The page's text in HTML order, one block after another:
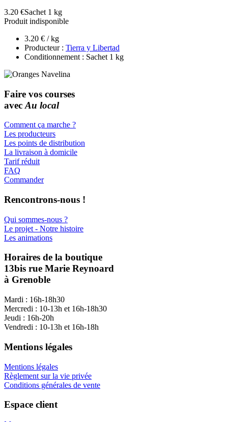
3.20 €Sachet 1 kg
Produit indisponible
3.20 € / kg
Producteur : Tierra y Libertad
Conditionnement : Sachet 1 kg
Faire vos courses
avec Au local
Comment ça marche ?
Les producteurs
Les points de distribution
La livraison à domicile
Tarif réduit
FAQ
Commander
Rencontrons-nous !
Qui sommes-nous ?
Le projet - Notre histoire
Les animations
Horaires de la boutique
13bis rue Marie Reynoard
à Grenoble
Mardi : 16h-18h30
Mercredi : 10-13h et 16h-18h30
Jeudi : 16h-20h
Vendredi : 10-13h et 16h-18h
Mentions légales
Mentions légales
Règlement sur la vie privée
Conditions générales de vente
Espace client